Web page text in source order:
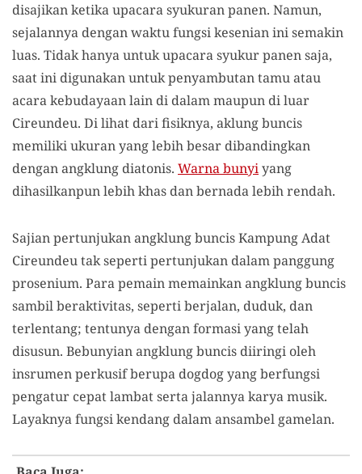
disajikan ketika upacara syukuran panen. Namun,
sejalannya dengan waktu fungsi kesenian ini semakin
luas. Tidak hanya untuk upacara syukur panen saja,
saat ini digunakan untuk penyambutan tamu atau
acara kebudayaan lain di dalam maupun di luar
Cireundeu. Di lihat dari fisiknya, aklung buncis
memiliki ukuran yang lebih besar dibandingkan
dengan angklung diatonis. Warna bunyiyang
dihasilkanpun lebih khas dan bernada lebih rendah.
Sajian pertunjukan angklung buncis Kampung Adat
Cireundeu tak seperti pertunjukan dalam panggung
prosenium. Para pemain memainkan angklung buncis
sambil beraktivitas, seperti berjalan, duduk, dan
terlentang; tentunya dengan formasi yang telah
disusun. Bebunyian angklung buncis diiringi oleh
insrumen perkusif berupa dogdog yang berfungsi
pengatur cepat lambat serta jalannya karya musik.
Layaknya fungsi kendang dalam ansambel gamelan.